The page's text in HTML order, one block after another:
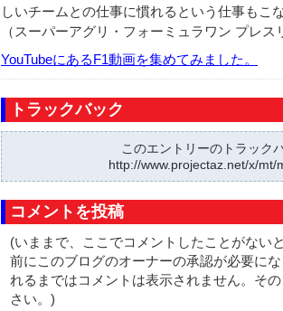
しいチームとの仕事に慣れるという仕事もこ
（スーパーアグリ・フォーミュラワン プレス
YouTubeにあるF1動画を集めてみました。
トラックバック
このエントリーのトラック
http://www.projectaz.net/x/mt/
コメントを投稿
(いままで、ここでコメントしたことがない
前にこのブログのオーナーの承認が必要に
れるまではコメントは表示されません。そ
さい。)